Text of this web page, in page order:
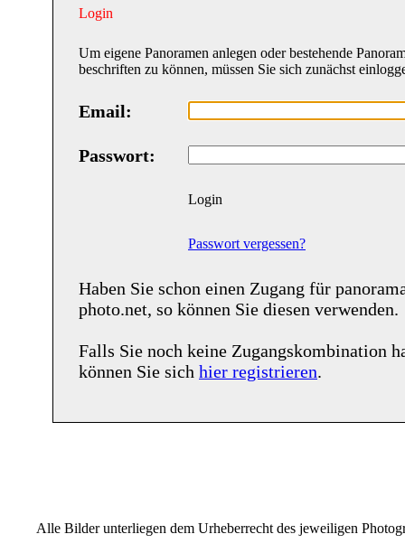
Login
Um eigene Panoramen anlegen oder bestehende
beschriften zu können, müssen Sie sich zunächst
Email:
Passwort:
Login
Passwort vergessen?
Haben Sie schon einen Zugang für
photo.net, so können Sie diesen verwenden.
Falls Sie noch keine Zugangskombination
können Sie sich hier registrieren.
Alle Bilder unterliegen dem Urheberrecht des jeweiligen